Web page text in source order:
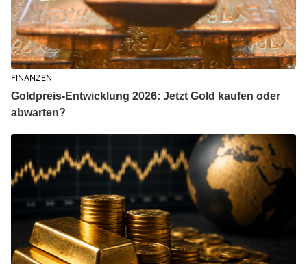
FINANZEN
Goldpreis-Entwicklung 2026: Jetzt Gold kaufen oder
abwarten?